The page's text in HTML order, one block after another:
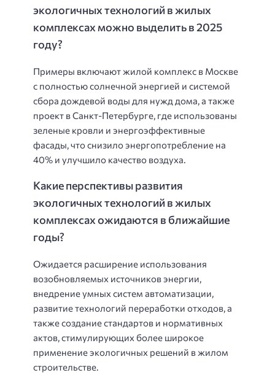
экологичных технологий в жилых
комплексах можно выделить в 2025
году?
Примеры включают жилой комплекс в Москве
с полностью солнечной энергией и системой
сбора дождевой воды для нужд дома, а также
проект в Санкт-Петербурге, где использованы
зеленые кровли и энергоэффективные
фасады, что снизило энергопотребление на
40% и улучшило качество воздуха.
Какие перспективы развития
экологичных технологий в жилых
комплексах ожидаются в ближайшие
годы?
Ожидается расширение использования
возобновляемых источников энергии,
внедрение умных систем автоматизации,
развитие технологий переработки отходов, а
также создание стандартов и нормативных
актов, стимулирующих более широкое
применение экологичных решений в жилом
строительстве.